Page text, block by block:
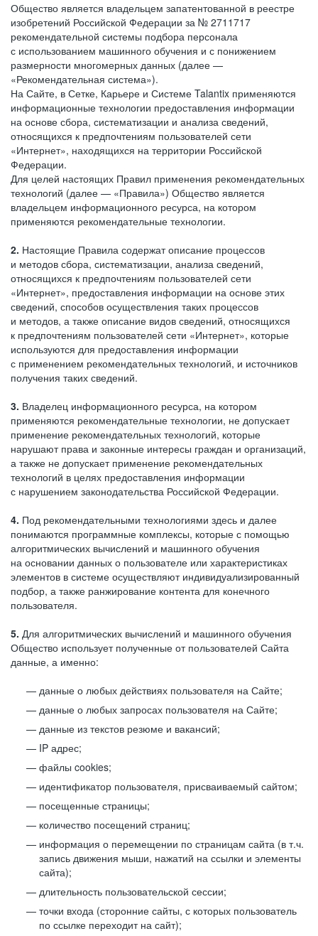
Общество является владельцем запатентованной в реестре
изобретений Российской Федерации за № 2711717
рекомендательной системы подбора персонала
с использованием машинного обучения и с понижением
размерности многомерных данных (далее —
«Рекомендательная система»).
На Сайте, в Сетке, Карьере и Системе Talantix применяются
информационные технологии предоставления информации
на основе сбора, систематизации и анализа сведений,
относящихся к предпочтениям пользователей сети
«Интернет», находящихся на территории Российской
Федерации.
Для целей настоящих Правил применения рекомендательных
технологий (далее — «Правила») Общество является
владельцем информационного ресурса, на котором
применяются рекомендательные технологии.
2. Настоящие Правила содержат описание процессов
и методов сбора, систематизации, анализа сведений,
относящихся к предпочтениям пользователей сети
«Интернет», предоставления информации на основе этих
сведений, способов осуществления таких процессов
и методов, а также описание видов сведений, относящихся
к предпочтениям пользователей сети «Интернет», которые
используются для предоставления информации
с применением рекомендательных технологий, и источников
получения таких сведений.
3. Владелец информационного ресурса, на котором
применяются рекомендательные технологии, не допускает
применение рекомендательных технологий, которые
нарушают права и законные интересы граждан и организаций,
а также не допускает применение рекомендательных
технологий в целях предоставления информации
с нарушением законодательства Российской Федерации.
4. Под рекомендательными технологиями здесь и далее
понимаются программные комплексы, которые с помощью
алгоритмических вычислений и машинного обучения
на основании данных о пользователе или характеристиках
элементов в системе осуществляют индивидуализированный
подбор, а также ранжирование контента для конечного
пользователя.
5. Для алгоритмических вычислений и машинного обучения
Общество использует полученные от пользователей Сайта
данные, а именно:
данные о любых действиях пользователя на Сайте;
данные о любых запросах пользователя на Сайте;
данные из текстов резюме и вакансий;
IP адрес;
файлы cookies;
идентификатор пользователя, присваиваемый сайтом;
посещенные страницы;
количество посещений страниц;
информация о перемещении по страницам сайта (в т.ч.
запись движения мыши, нажатий на ссылки и элементы
сайта);
длительность пользовательской сессии;
точки входа (сторонние сайты, с которых пользователь
по ссылке переходит на сайт);